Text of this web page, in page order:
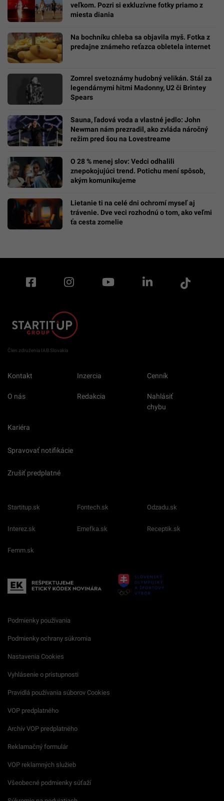
veľkom. Pozri si exkluzívne fotky priamo z
miesta diania
Na bochníku chleba sa objavila myš. Fotka z
predajne známeho reťazca obletela internet
Zomrel svetoznámy hudobný velikán. Stál za
legendárnymi hitmi Madonny, U2 či Brintey
Spears
Sauna, ľadová voda a vlastné jedlo: John
Newman nám prezradil, ako zvláda náročný
režim pred šou na Lovestreame
O 28 % menej slov: Vedci odhalili
znepokojujúci trend. Potichu mení spôsob,
akým komunikujeme
Lietanie ti na celé dni ochromí myseľ aj
trávenie. Dve veci rozhodnú o tom, ako veľmi
ťa cesta zomelie
Člen združenia IAB Slovakia
Kontakt Inzercia Cenník
O nás Redakcia
Nahlásiť
chybu
Kariéra
Spravovať notifikácie
Zrušiť predplatné
Startitup.sk Fontech.sk Odzadu.sk
Interez.sk Emefka.sk Receptik.sk
Femm.sk
Podmienky používania
Podmienky ochrany súkromia
Nastavenia Cookies
Vyhlásenie o prístupnosti
Pravidlá používania súborov Cookies
VOP predplatného
Archív VOP predplatného
Reklamačný formulár
VOP reklamných služieb
Všeobecné podmienky súťaží